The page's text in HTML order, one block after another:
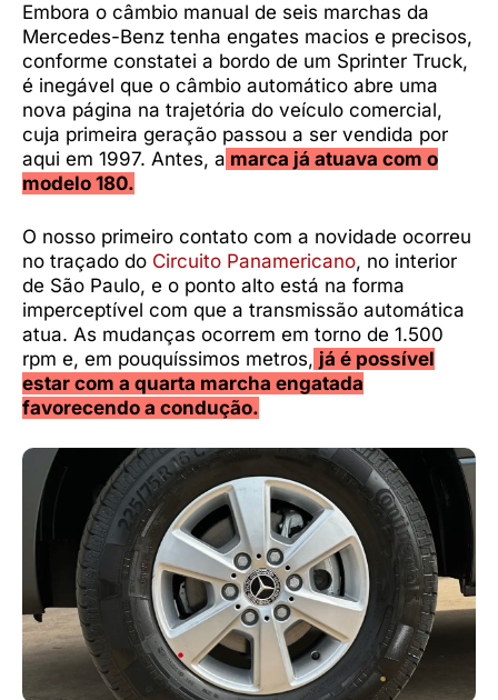
Embora o câmbio manual de seis marchas da
Mercedes-Benz tenha engates macios e precisos,
conforme constatei a bordo de um Sprinter Truck,
é inegável que o câmbio automático abre uma
nova página na trajetória do veículo comercial,
cuja primeira geração passou a ser vendida por
aqui em 1997. Antes, a marca já atuava com o
modelo 180.
O nosso primeiro contato com a novidade ocorreu
no traçado do Circuito Panamericano, no interior
de São Paulo, e o ponto alto está na forma
imperceptível com que a transmissão automática
atua. As mudanças ocorrem em torno de 1.500
rpm e, em pouquíssimos metros, já é possível
estar com a quarta marcha engatada
favorecendo a condução.